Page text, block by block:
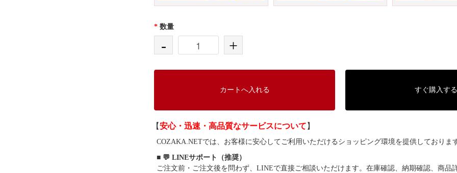
* 数量
- +
カートへ入れる すぐ購入する
【安心・迅速・高品質なサービスについて 】
COZAKA.NETでは、お客様に安心してご利用いただけるショッピング環境を提供しておりま
■ 💬 LINEサポート（推奨）
ご注文前・ご注文後を問わず、LINEで直接ご相談いただけます。在庫確認、納期確認、商品